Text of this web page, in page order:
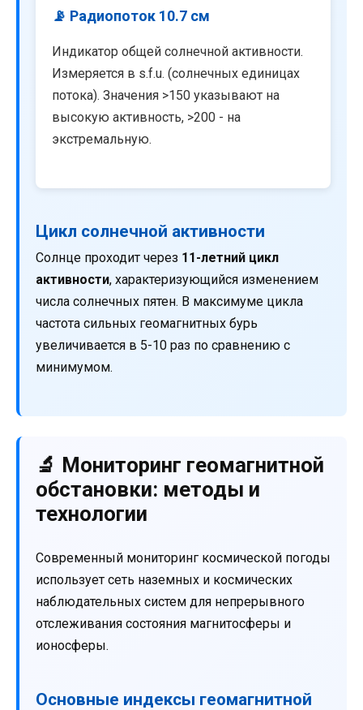
📡 Радиопоток 10.7 см
Индикатор общей солнечной активности.
Измеряется в s.f.u. (солнечных единицах
потока). Значения >150 указывают на
высокую активность, >200 - на
экстремальную.
Цикл солнечной активности
Солнце проходит через 11-летний цикл
активности, характеризующийся изменением
числа солнечных пятен. В максимуме цикла
частота сильных геомагнитных бурь
увеличивается в 5-10 раз по сравнению с
минимумом.
🔬 Мониторинг геомагнитной
обстановки: методы и
технологии
Современный мониторинг космической погоды
использует сеть наземных и космических
наблюдательных систем для непрерывного
отслеживания состояния магнитосферы и
ионосферы.
Основные индексы геомагнитной